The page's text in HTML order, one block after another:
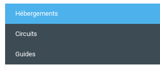
Hébergements
Circuits
Guides